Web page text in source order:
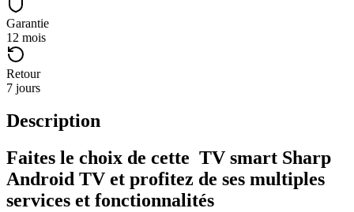
Garantie
12 mois
Retour
7 jours
Description
Faites le choix de cette TV smart Sharp
Android TV et profitez de ses multiples
services et fonctionnalités